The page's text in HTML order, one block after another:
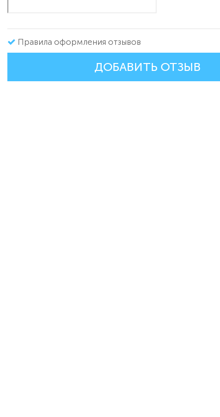
Правила оформления отзывов
ДОБАВИТЬ ОТЗЫВ